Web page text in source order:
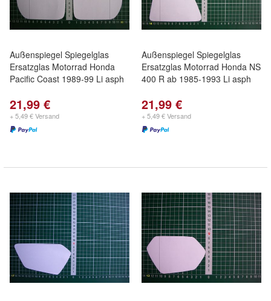
Außenspiegel Spiegelglas
Ersatzglas Motorrad Honda
Pacific Coast 1989-99 Li asph
21,99 €
+ 5,49 € Versand
Außenspiegel Spiegelglas
Ersatzglas Motorrad Honda NS
400 R ab 1985-1993 Li asph
21,99 €
+ 5,49 € Versand